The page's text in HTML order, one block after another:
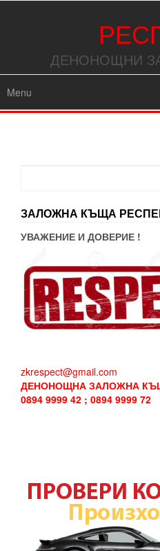
ДЕНОНОЩНИ
Menu
ЗАЛОЖНА КЪЩА
УВАЖЕНИЕ И ДОВЕРИЕ !
zkrespect@gmail.com
ДЕНОНОЩНА ЗАЛОЖНА
0894 9999 42 ; 0894 9999 72